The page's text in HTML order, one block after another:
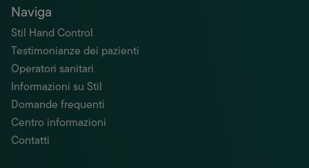
Naviga
Stil Hand Control
Testimonianze dei pazienti
Operatori sanitari
Informazioni su Stil
Domande frequenti
Centro informazioni
Contatti